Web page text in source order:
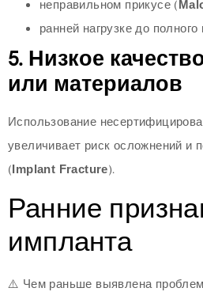
неправильном прикусе (
ранней нагрузке до
5. Низкое
или материалов
Использование
увеличивает риск осложнений и
(Implant Fracture).
Ранние
импланта
⚠️ Чем раньше выявлена